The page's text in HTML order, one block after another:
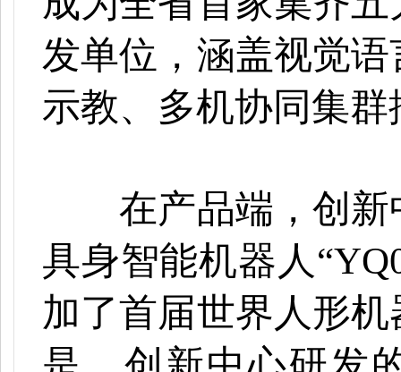
发单位，涵盖视觉
示教、多机协同集
在产品端，创新
具身智能机器人
加了首届世界人形